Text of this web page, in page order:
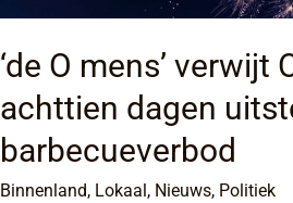
‘de O mens’
achttien dagen
barbecueverbod
Binnenland, Lokaal , Nieuws, Politiek